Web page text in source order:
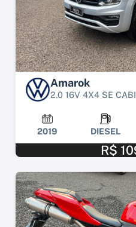
Amarok
2.0 16V 4X4 SE
2019 DIESEL
R$